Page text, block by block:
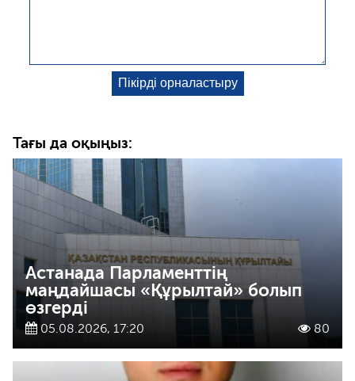
Тағы да оқыңыз:
Астанада Парламенттің
маңдайшасы «Құрылтай» болып
өзгерді
05.08.2026, 17:20 80